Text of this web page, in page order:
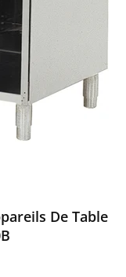
De Table